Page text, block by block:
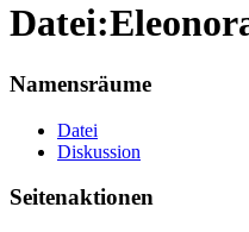
Namensräume
Datei
Diskussion
Seitenaktionen